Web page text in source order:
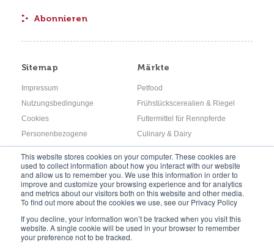
This website stores cookies on your computer. These cookies are
used to collect information about how you interact with our website
and allow us to remember you. We use this information in order to
improve and customize your browsing experience and for analytics
and metrics about our visitors both on this website and other media.
To find out more about the cookies we use, see our Privacy Policy
If you decline, your information won’t be tracked when you visit this
website. A single cookie will be used in your browser to remember
your preference not to be tracked. Folgen Sie
Sitemap
Impressum
Nutzungsbedingunge
Cookies
Personenbezogene
Daten Sitemap
Hinweisgebersystem
Kontakt
Märkte
Petfood
Frühstückscerealien & Riegel
Futtermittel für Rennpferde
Culinary & Dairy
Jungtiere
Brot & Backwaren
Savoury Snacks